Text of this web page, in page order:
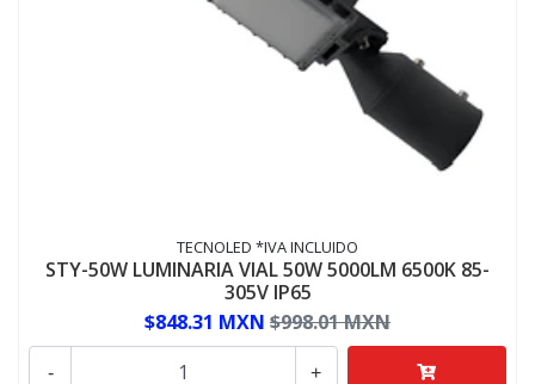
TECNOLED *IVA INCLUIDO
STY-50W LUMINARIA VIAL 50W 5000LM 6500K 85-
305V IP65
$848.31 MXN $998.01 MXN
+
-